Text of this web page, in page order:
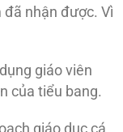
đã nhận được. Vì
giáo viên
của tiểu bang.
giáo dục cá